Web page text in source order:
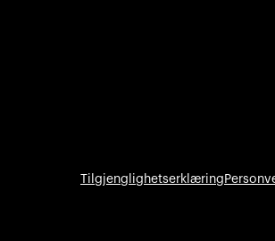
Tilgjenglighetserklæring